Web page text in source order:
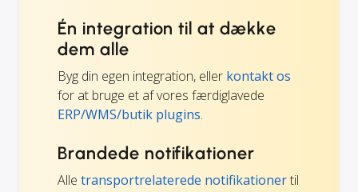
Én integration til at dække
dem alle
Byg din egen integration, eller kontakt os
for at bruge et af vores færdiglavede
ERP/WMS/butik plugins.
Brandede notifikationer
Alle transportrelaterede notifikationertil